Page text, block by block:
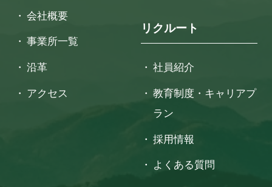
会社概要
事業所一覧
沿革
アクセス
リクルート
社員紹介
教育制度・キャリアプ
ラン
採用情報
よくある質問